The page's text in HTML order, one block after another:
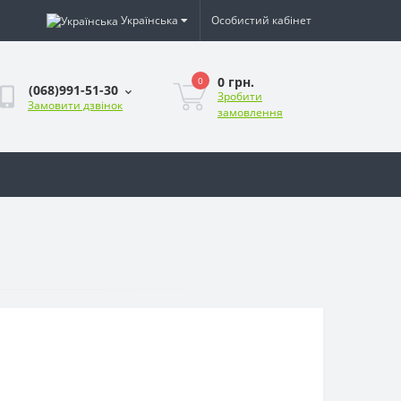
Українська Особистий кабінет
(068)991-51-30
Замовити дзвінок
0 0 грн.
Зробити
замовлення